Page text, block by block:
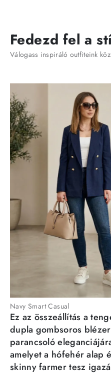
Fedezd fel a
Válogass inspiráló outfiteink
Navy Smart Casual
Ez az összeállítás a
dupla gombsoros
parancsoló
amelyet a hófehér alap
skinny farmer tesz